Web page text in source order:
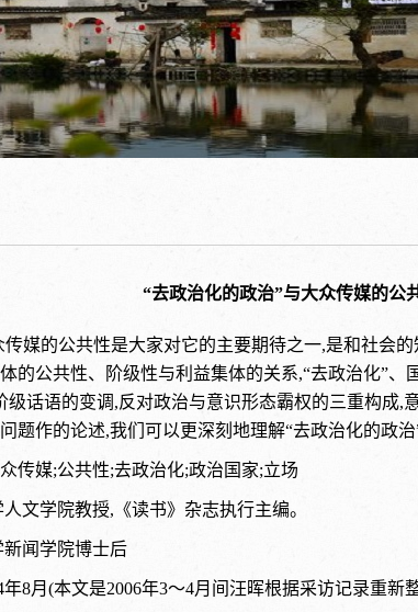
“去政治化的政治”与大众传媒的
传媒的公共性是大家对它的主要期待之一,是和社会
的公共性、阶级性与利益集体的关系,“去政治化”
级话语的变调,反对政治与意识形态霸权的三重构成,
题作的论述,我们可以更深刻地理解“去政治化的政治
传媒;公共性;去政治化;政治国家;立场
文学院教授,《读书》杂志执行主编。
闻学院博士后
年8月(本文是2006年3～4月间汪晖根据采访记录重新